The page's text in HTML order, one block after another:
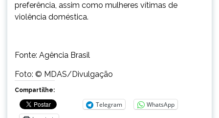
preferência, assim como mulheres vítimas de
violência doméstica.
Fonte: Agência Brasil
Foto: © MDAS/Divulgação
Compartilhe:
Telegram
WhatsApp